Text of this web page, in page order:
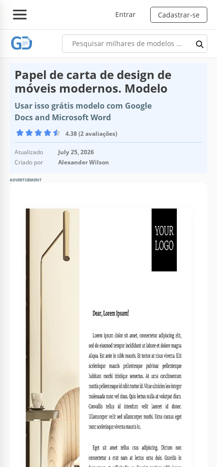
Entrar Cadastrar-se
Papel de carta de design de
móveis modernos. Modelo
Usar isso grátis modelo com Google
Docs and Microsoft Word
4.38 (2 avaliações)
Atualizado
July 25, 2026
Criado por
Alexander Wilson
ADVERTISEMENT